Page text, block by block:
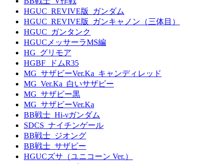
HGUC_REVIVE版_ガンダム
HGUC_REVIVE版_ガンキャノン（三体目）
HGUC_ガンタンク
HGUCメッサーラMS編
HG_グリモア
HGBF_ドムR35
MG_サザビーVer.Ka_キャンディレッド
MG_Ver.Ka_白いサザビー
MG_サザビー黒
MG_サザビーVer.Ka
BB戦士_Hi-νガンダム
SDCS_ナイチンゲール
BB戦士_ジオング
BB戦士_サザビー
HGUCズサ（ユニコーン Ver.）